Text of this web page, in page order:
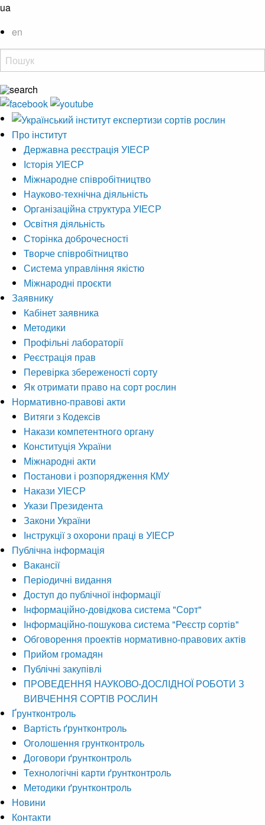
ua
en
Про інститут
Державна реєстрація УІЕСР
Історія УІЕСР
Міжнародне співробітництво
Науково-технічна діяльність
Організаційна структура УІЕСР
Освітня діяльність
Сторінка доброчесності
Творче співробітництво
Система управління якістю
Міжнародні проєкти
Заявнику
Кабінет заявника
Методики
Профільні лабораторії
Реєстрація прав
Перевірка збереженості сорту
Як отримати право на сорт рослин
Нормативно-правові акти
Витяги з Кодексів
Накази компетентного органу
Конституція України
Міжнародні акти
Постанови і розпорядження КМУ
Накази УІЕСР
Укази Президента
Закони України
Інструкції з охорони праці в УІЕСР
Публічна інформація
Вакансії
Періодичні видання
Доступ до публічної інформації
Інформаційно-довідкова система "Сорт"
Інформаційно-пошукова система "Реєстр сортів"
Обговорення проектів нормативно-правових актів
Прийом громадян
Публічні закупівлі
ПРОВЕДЕННЯ НАУКОВО-ДОСЛІДНОЇ РОБОТИ З
ВИВЧЕННЯ СОРТІВ РОСЛИН
Ґрунтконтроль
Вартість ґрунтконтроль
Оголошення грунтконтроль
Договори ґрунтконтроль
Технологічні карти ґрунтконтроль
Методики ґрунтконтроль
Новини
Контакти